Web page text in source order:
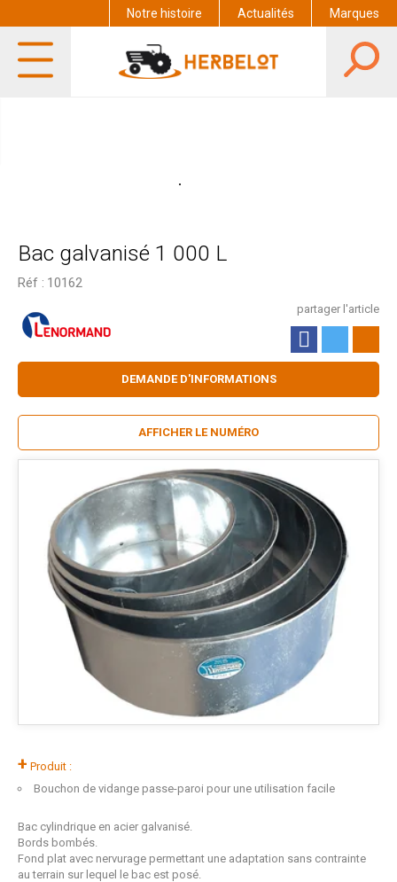
Notre histoire Actualités Marques
Bac galvanisé 1 000 L
Réf : 10162
+ Produit :
Bouchon de vidange passe-paroi pour une utilisation facile
partager l'article
Bac cylindrique en acier galvanisé.
Bords bombés.
Fond plat avec nervurage permettant une adaptation sans contrainte
au terrain sur lequel le bac est posé.
DEMANDE D'INFORMATIONS
AFFICHER LE NUMÉRO